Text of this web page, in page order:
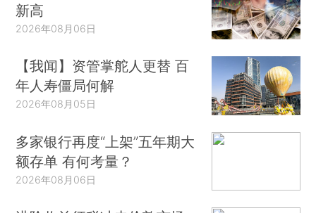
新高
2026年08月06日
【我闻】资管掌舵人更替 百
年人寿僵局何解
2026年08月05日
多家银行再度“上架”五年期大
额存单 有何考量？
2026年08月06日